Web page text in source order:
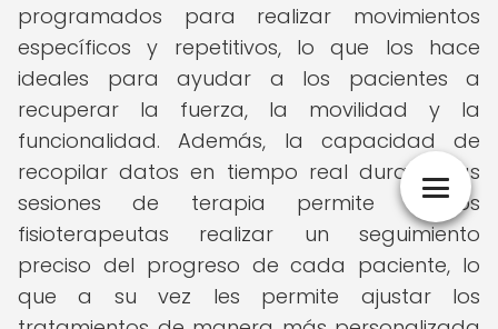
programados para realizar movimientos
específicos y repetitivos, lo que los hace
ideales para ayudar a los pacientes a
recuperar la fuerza, la movilidad y la
funcionalidad. Además, la capacidad de
recopilar datos en tiempo real durante las
sesiones de terapia permite a los
fisioterapeutas realizar un seguimiento
preciso del progreso de cada paciente, lo
que a su vez les permite ajustar los